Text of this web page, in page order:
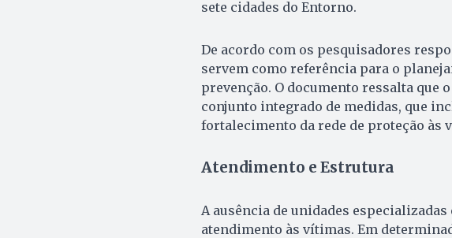
sete cidades do Entorno.
De acordo com os pesquisadores
servem como referência para o
prevenção. O documento ressalta que
conjunto integrado de medidas, que
fortalecimento da rede de proteção às
Atendimento e Estrutura
A ausência de unidades
atendimento às vítimas. Em